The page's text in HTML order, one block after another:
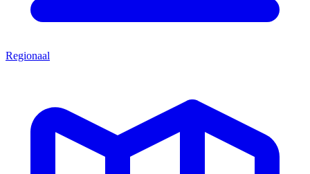
Regionaal